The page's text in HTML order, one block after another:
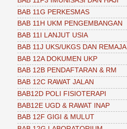
BAB 11G PERKESMAS
BAB 11H UKM PENGEMBANGAN
BAB 11I LANJUT USIA
BAB 11J UKS/UKGS DAN REMAJA
BAB 12A DOKUMEN UKP
BAB 12B PENDAFTARAN & RM
BAB 12C RAWAT JALAN
BAB12D POLI FISIOTERAPI
BAB12E UGD & RAWAT INAP
BAB 12F GIGI & MULUT